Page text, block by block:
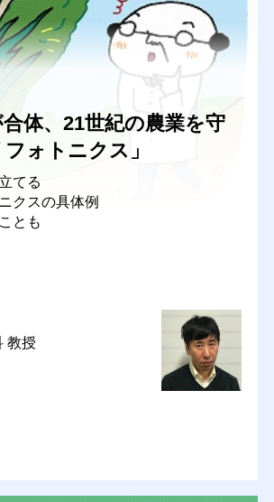
体、21世紀の農業を守
ォトニクス」
てる
クスの具体例
とも
教授